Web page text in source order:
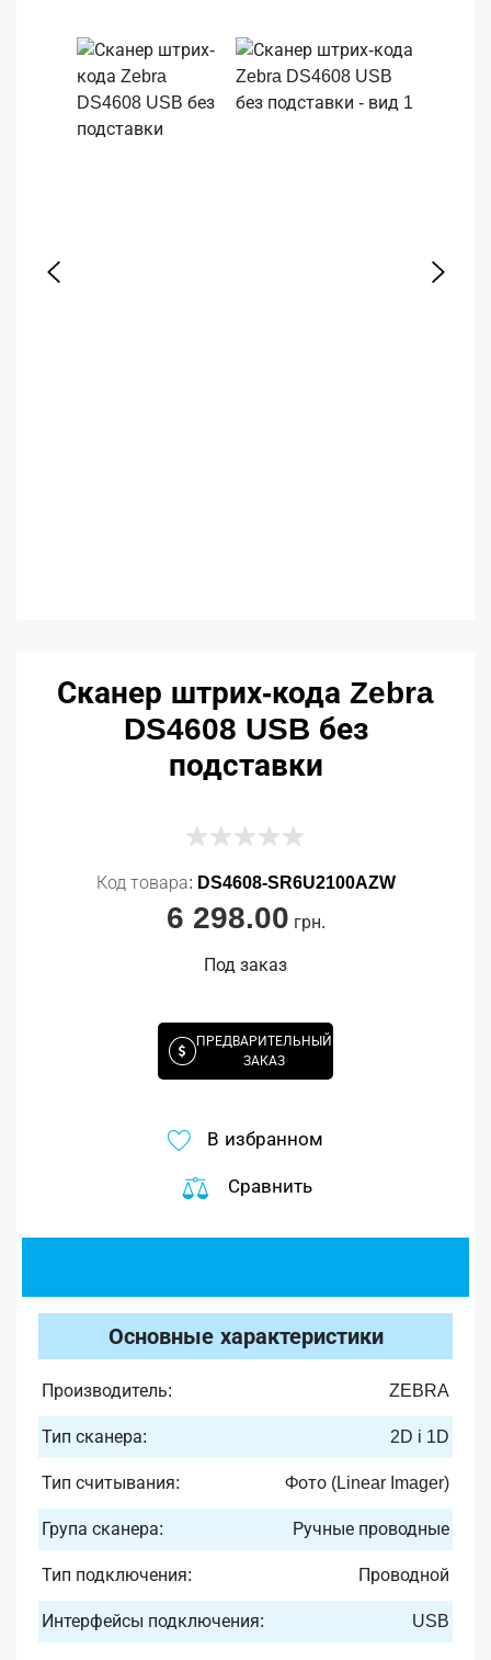
Сканер штрих-кода Zebra
DS4608 USB без
подставки
Код товара: DS4608-SR6U2100AZW
6 298.00 грн.
Под заказ
ПРЕДВАРИТЕЛЬНЫЙ
ЗАКАЗ
В избранном
Сравнить
Основные характеристики
Производитель: ZEBRA
Тип сканера: 2D i 1D
Тип считывания: Фото (Linear Imager)
Група сканера: Ручные проводные
Тип подключения: Проводной
Интерфейсы подключения: USB